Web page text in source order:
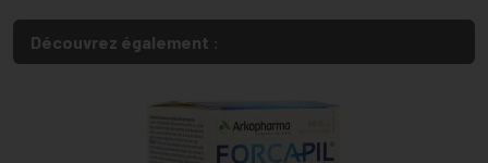
Découvrez également :